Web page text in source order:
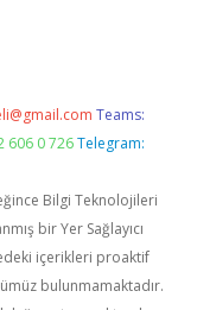
Teams:
606 0 726 Telegram:
Bilgi Teknolojileri
bir Yer Sağlayıcı
içerikleri proaktif
bulunmamaktadır.